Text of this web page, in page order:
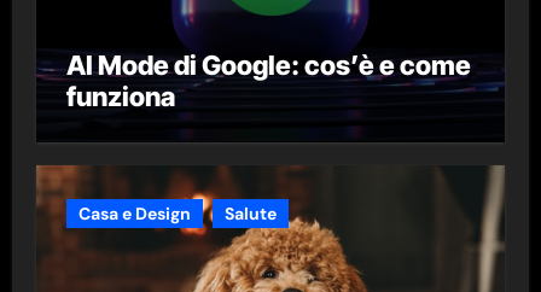
AI Mode di Google: cos’è e come
funziona
Casa e Design Salute